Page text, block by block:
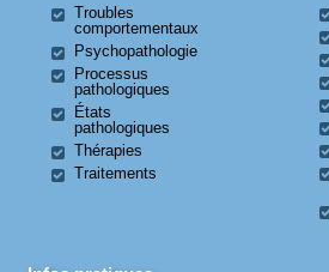
Troubles
comportementaux
Psychopathologie
Processus
pathologiques
États
pathologiques
Thérapies
Traitements